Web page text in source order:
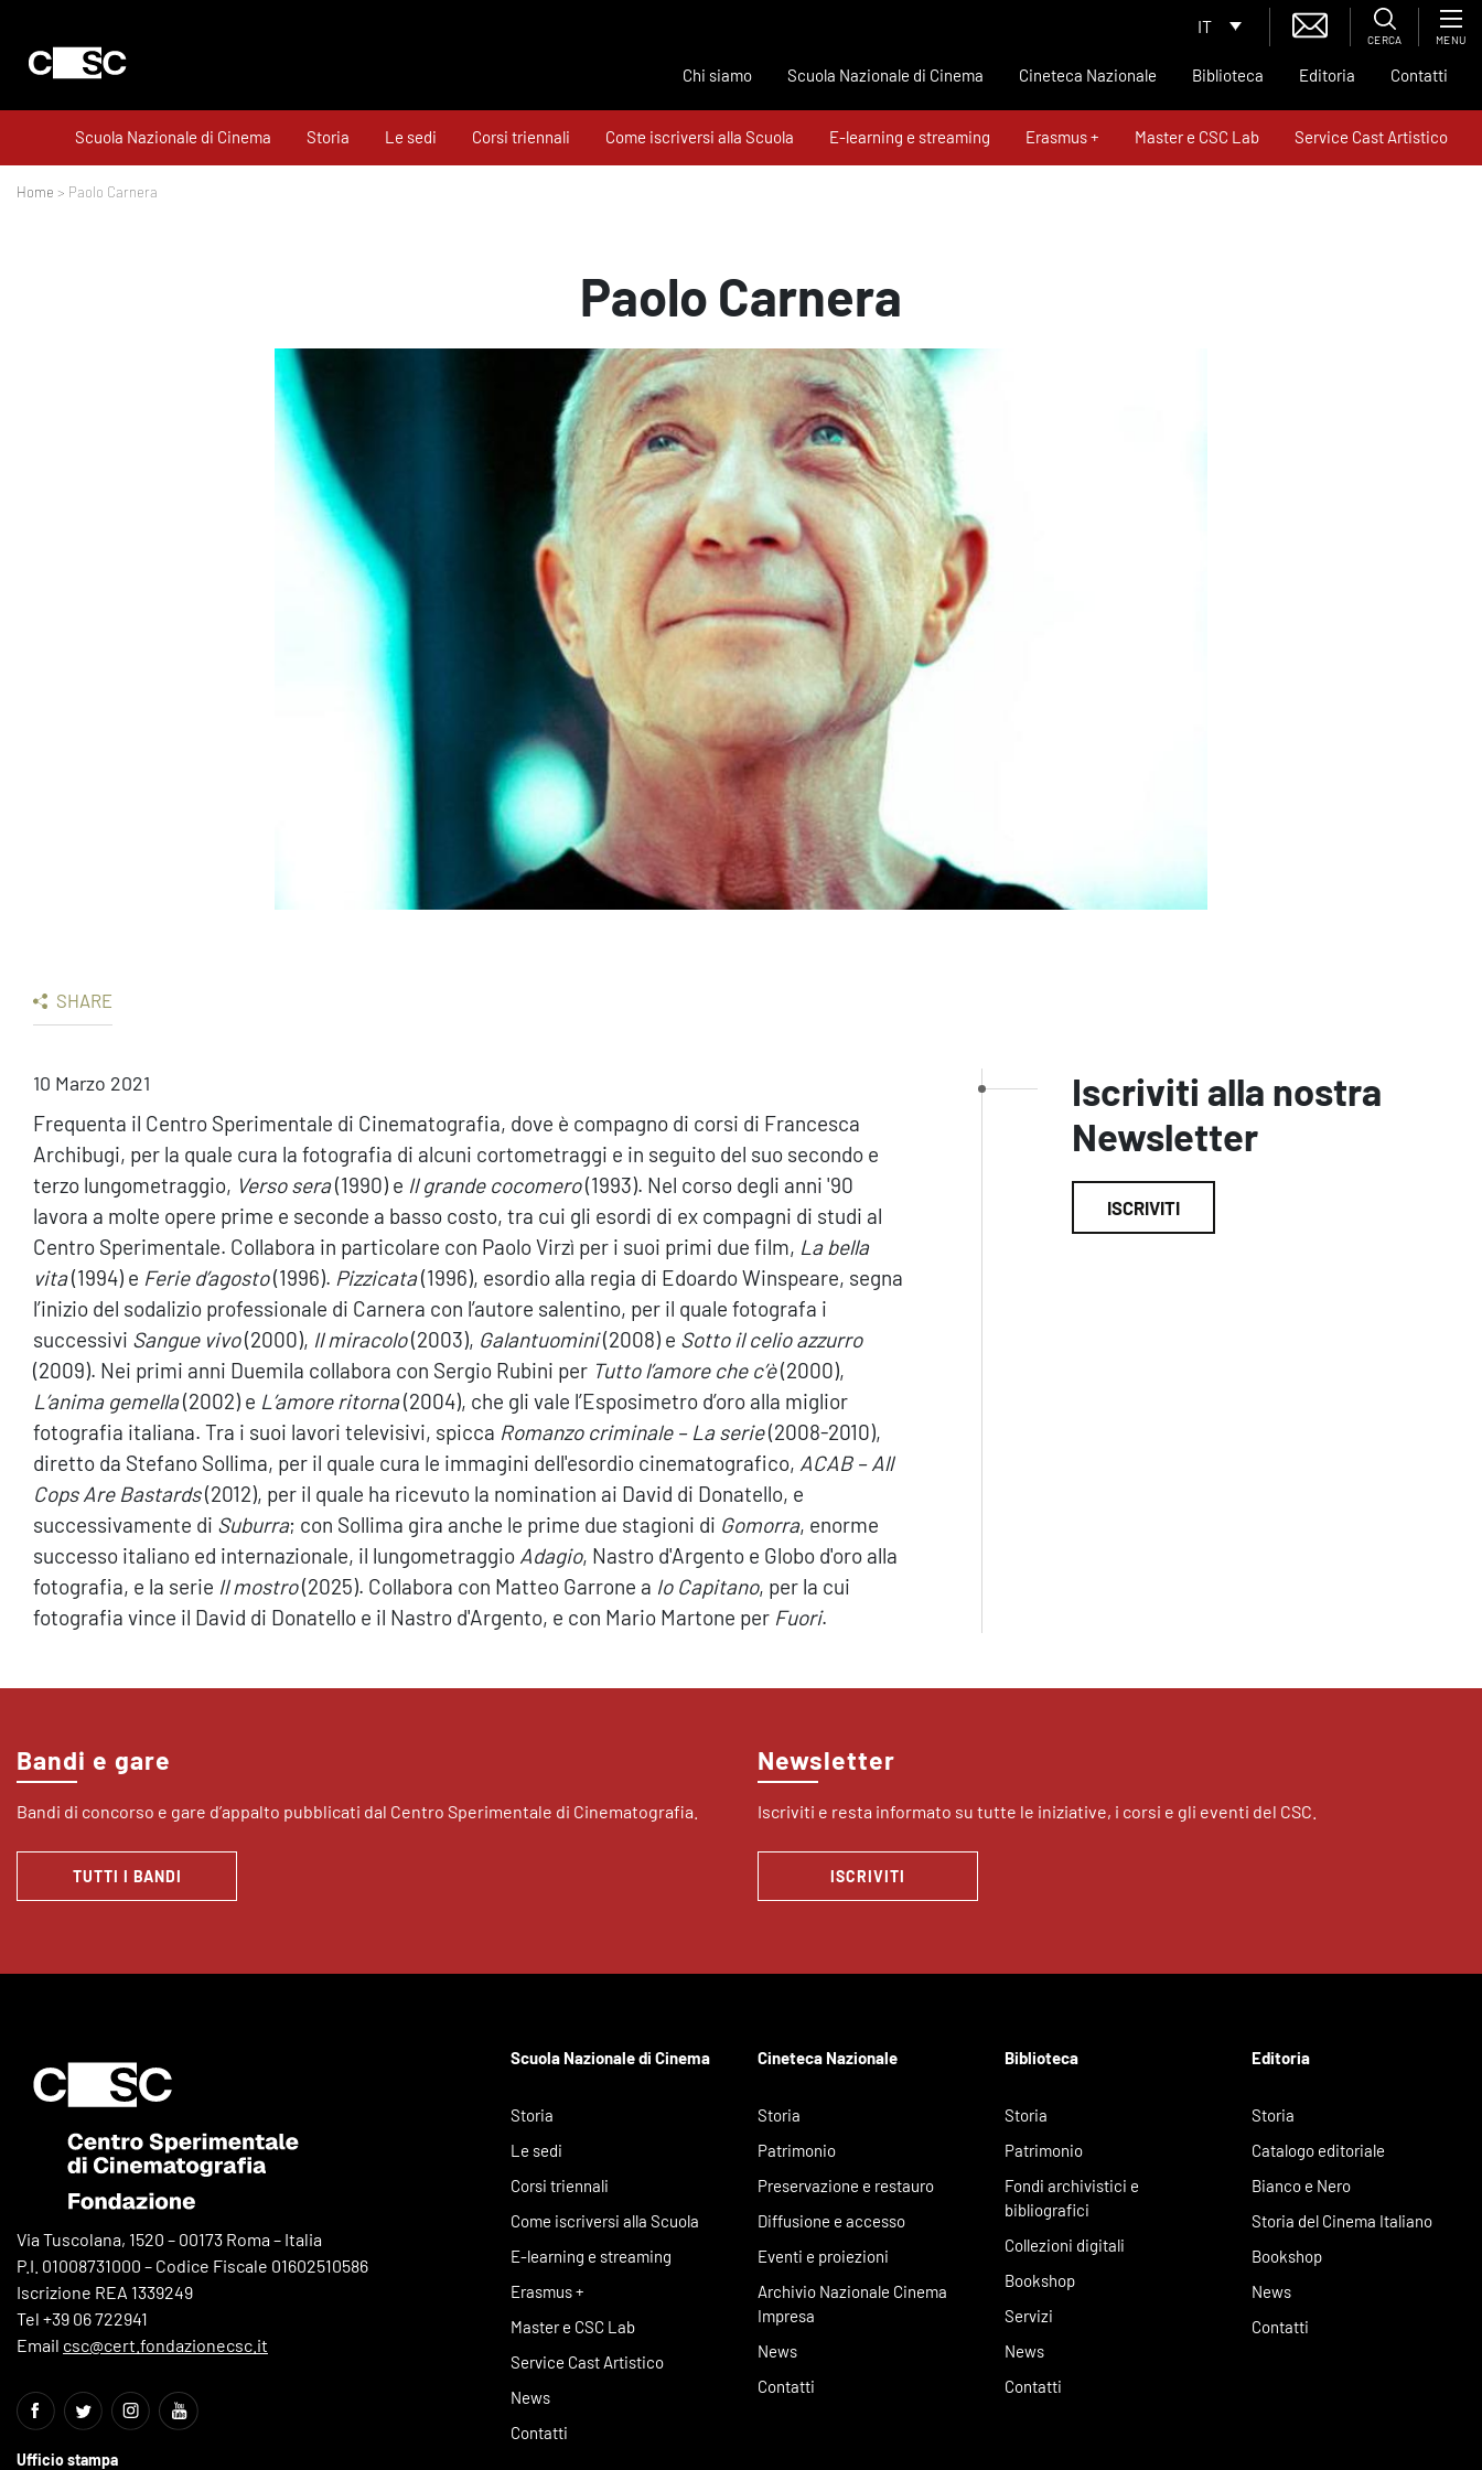
IT
CERCA MENU
Chi siamo Scuola Nazionale di Cinema Cineteca Nazionale Biblioteca Editoria Contatti
Scuola Nazionale di Cinema Storia Le sedi Corsi triennali Come iscriversi alla Scuola E-learning e streaming Erasmus + Master e CSC Lab Service Cast Artistico
Home > Paolo Carnera
Paolo Carnera
SHARE
10 Marzo 2021
Frequenta il Centro Sperimentale di Cinematografia, dove è compagno di corsi di Francesca
Archibugi, per la quale cura la fotografia di alcuni cortometraggi e in seguito del suo secondo e
terzo lungometraggio, Verso sera(1990) e Il grande cocomero(1993). Nel corso degli anni '90
lavora a molte opere prime e seconde a basso costo, tra cui gli esordi di ex compagni di studi al
Centro Sperimentale. Collabora in particolare con Paolo Virzì per i suoi primi due film, La bella
vita(1994) e Ferie d’agosto(1996). Pizzicata(1996), esordio alla regia di Edoardo Winspeare, segna
l’inizio del sodalizio professionale di Carnera con l’autore salentino, per il quale fotografa i
successivi Sangue vivo(2000), Il miracolo(2003), Galantuomini(2008) e Sotto il celio azzurro
(2009). Nei primi anni Duemila collabora con Sergio Rubini per Tutto l’amore che c’è(2000),
L’anima gemella(2002) e L’amore ritorna(2004), che gli vale l’Esposimetro d’oro alla miglior
fotografia italiana. Tra i suoi lavori televisivi, spicca Romanzo criminale – La serie(2008-2010),
diretto da Stefano Sollima, per il quale cura le immagini dell'esordio cinematografico, ACAB – All
Cops Are Bastards(2012), per il quale ha ricevuto la nomination ai David di Donatello, e
successivamente di Suburra; con Sollima gira anche le prime due stagioni di Gomorra, enorme
successo italiano ed internazionale, il lungometraggio Adagio, Nastro d'Argento e Globo d'oro alla
fotografia, e la serie Il mostro(2025). Collabora con Matteo Garrone a Io Capitano, per la cui
fotografia vince il David di Donatello e il Nastro d'Argento, e con Mario Martone per Fuori.
Iscriviti alla nostra
Newsletter
ISCRIVITI
Bandi e gare
Bandi di concorso e gare d’appalto pubblicati dal Centro Sperimentale di Cinematografia.
TUTTI I BANDI
Newsletter
Iscriviti e resta informato su tutte le iniziative, i corsi e gli eventi del CSC.
ISCRIVITI
Via Tuscolana, 1520 – 00173 Roma – Italia
P.I. 01008731000 – Codice Fiscale 01602510586
Iscrizione REA 1339249
Tel +39 06 722941
Email csc@cert.fondazionecsc.it
Ufficio stampa
Scuola Nazionale di Cinema
Storia
Le sedi
Corsi triennali
Come iscriversi alla Scuola
E-learning e streaming
Erasmus +
Master e CSC Lab
Service Cast Artistico
News
Contatti
Cineteca Nazionale
Storia
Patrimonio
Preservazione e restauro
Diffusione e accesso
Eventi e proiezioni
Archivio Nazionale Cinema
Impresa
News
Contatti
Biblioteca
Storia
Patrimonio
Fondi archivistici e
bibliografici
Collezioni digitali
Bookshop
Servizi
News
Contatti
Editoria
Storia
Catalogo editoriale
Bianco e Nero
Storia del Cinema Italiano
Bookshop
News
Contatti